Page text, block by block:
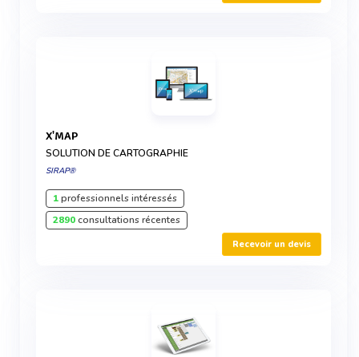
X'MAP
SOLUTION DE CARTOGRAPHIE
SIRAP®
1professionnels intéressés
2890consultations récentes
Recevoir un devis